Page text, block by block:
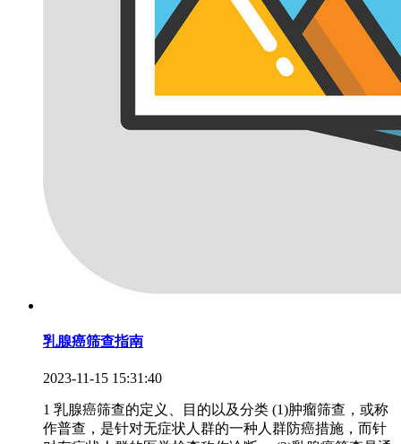
乳腺癌筛查指南
2023-11-15 15:31:40
1 乳腺癌筛查的定义、目的以及分类 (1)肿瘤筛查，或称
作普查，是针对无症状人群的一种人群防癌措施，而针